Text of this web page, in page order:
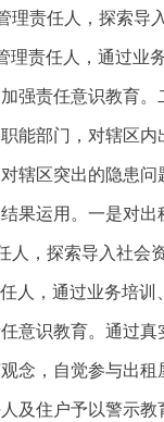
理责任人，探索导
理责任人，通过
强责任意识教育
能部门，对辖区
辖区突出的隐患问
运用。一是对出
人，探索导入社会
人，通过业务培
意识教育。通过
念，自觉参与出
及住户予以警示